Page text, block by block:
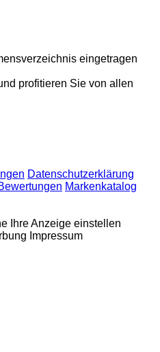
eingetragen
profitieren Sie von allen
Datenschutzerklärung
Markenkatalog
Ihre Anzeige einstellen
Impressum